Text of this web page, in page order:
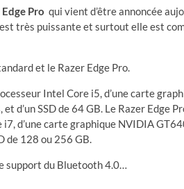
Edge Pro qui vient d’être annoncée
très puissante et surtout elle est
et le Razer Edge Pro.
Intel Core i5, d’une carte
d’un SSD de 64 GB. Le Razer Edge
d’une carte graphique NVIDIA
de 128 ou 256 GB.
support du Bluetooth 4.0…